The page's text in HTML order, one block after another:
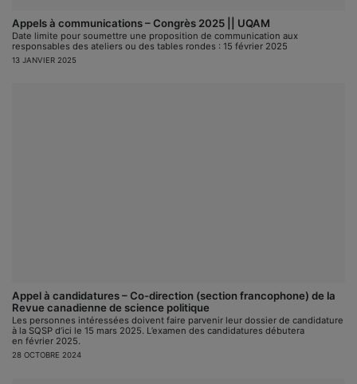
Appels à communications – Congrès 2025 || UQAM
Date limite pour soumettre une proposition de communication aux
responsables des ateliers ou des tables rondes : 15 février 2025
13 JANVIER 2025
Appel à candidatures – Co-direction (section francophone) de la
Revue canadienne de science politique
Les personnes intéressées doivent faire parvenir leur dossier de candidature
à la SQSP d’ici le 15 mars 2025. L’examen des candidatures débutera
en février 2025.
28 OCTOBRE 2024